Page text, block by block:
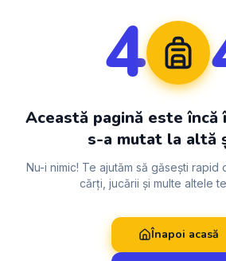
4
Această pagină este încă
s-a mutat la altă
Nu-i nimic! Te ajutăm să găsești
cărți, jucării și multe altele
Înapoi acasă